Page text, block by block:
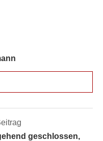
geschlossen,